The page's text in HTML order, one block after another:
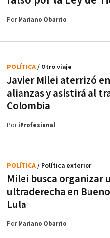
PorMariano Obarrio
Javier Milei aterrizó
alianzas y asistirá al
Colombia
POLÍTICA/ Otro viaje
PoriProfesional
Milei busca organizar
ultraderecha en
Lula
POLÍTICA/ Política exterior
PorMariano Obarrio